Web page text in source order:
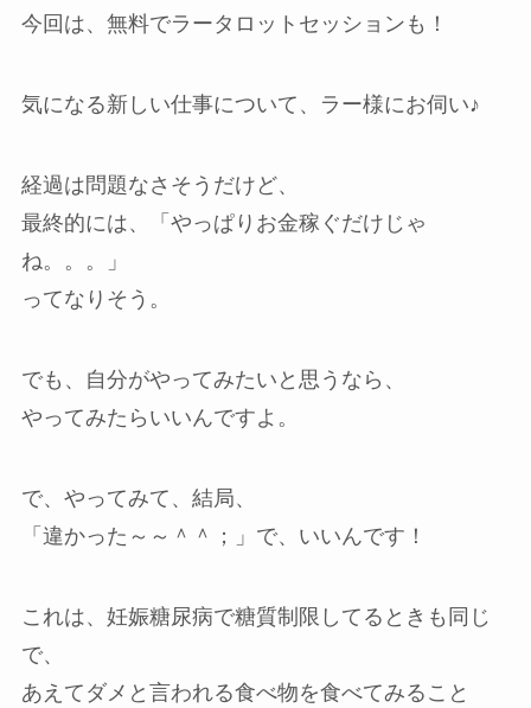
今回は、無料でラータロットセッションも！
気になる新しい仕事について、ラー様にお伺い♪
経過は問題なさそうだけど、
最終的には、「やっぱりお金稼ぐだけじゃ
ね。。。」
ってなりそう。
でも、自分がやってみたいと思うなら、
やってみたらいいんですよ。
で、やってみて、結局、
「違かった～～＾＾；」で、いいんです！
これは、妊娠糖尿病で糖質制限してるときも同じ
で、
あえてダメと言われる食べ物を食べてみること